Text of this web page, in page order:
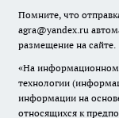
Помните, что
agra@yandex.ru
размещение на сайте.
«На информационном
технологии
информации на
относящихся к